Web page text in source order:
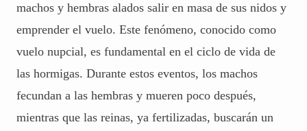
machos y hembras alados salir en masa de sus nidos y
emprender el vuelo. Este fenómeno, conocido como
vuelo nupcial, es fundamental en el ciclo de vida de
las hormigas. Durante estos eventos, los machos
fecundan a las hembras y mueren poco después,
mientras que las reinas, ya fertilizadas, buscarán un